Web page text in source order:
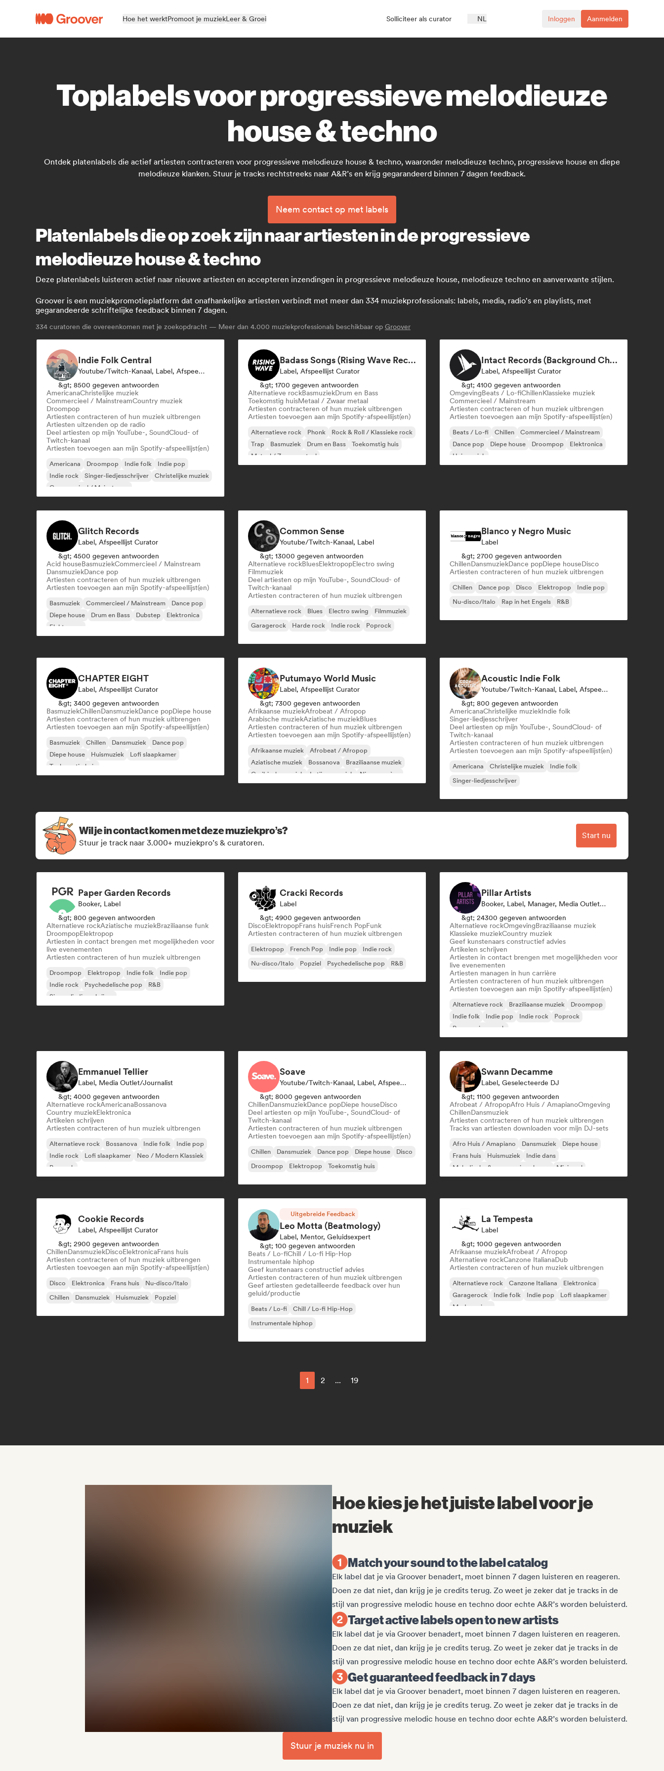
Hoe het werktPromoot je muziekLeer & Groei Solliciteer als curator NL Inloggen Aanmelden
Toplabels voor progressieve melodieuze
house & techno
Ontdek platenlabels die actief artiesten contracteren voor progressieve melodieuze house & techno, waaronder melodieuze techno, progressieve house en diepe
melodieuze klanken. Stuur je tracks rechtstreeks naar A&R’s en krijg gegarandeerd binnen 7 dagen feedback.
Neem contact op met labels
Platenlabels die op zoek zijn naar artiesten in de progressieve
melodieuze house & techno
Deze platenlabels luisteren actief naar nieuwe artiesten en accepteren inzendingen in progressieve melodieuze house, melodieuze techno en aanverwante stijlen.
Groover is een muziekpromotieplatform dat onafhankelijke artiesten verbindt met meer dan 334 muziekprofessionals: labels, media, radio's en playlists, met
gegarandeerde schriftelijke feedback binnen 7 dagen.
334 curatoren die overeenkomen met je zoekopdracht — Meer dan 4.000 muziekprofessionals beschikbaar op Groover
Indie Folk Central
Youtube/Twitch-Kanaal, Label, Afspeellijst Curator, Radiostation
&gt; 8500 gegeven antwoorden
AmericanaChristelijke muziek
Commercieel / MainstreamCountry muziek
Droompop
Artiesten contracteren of hun muziek uitbrengen
Artiesten uitzenden op de radio
Deel artiesten op mijn YouTube-, SoundCloud- of
Twitch-kanaal
Artiesten toevoegen aan mijn Spotify-afspeellijst(en)
Americana Droompop Indie folk
Indie pop
Indie rock
Singer-liedjesschrijver
Christelijke muziek
Commercieel / Mainstream
Badass Songs (Rising Wave Records)
Label, Afspeellijst Curator
&gt; 1700 gegeven antwoorden
Alternatieve rockBasmuziekDrum en Bass
Toekomstig huisMetaal / Zwaar metaal
Artiesten contracteren of hun muziek uitbrengen
Artiesten toevoegen aan mijn Spotify-afspeellijst(en)
Alternatieve rock Phonk
Rock & Roll / Klassieke rock
Trap
Basmuziek Drum en Bass
Toekomstig huis
Metaal / Zwaar metaal
Intact Records (Background Chill Music & Good Vibes On The Road)
Label, Afspeellijst Curator
&gt; 4100 gegeven antwoorden
OmgevingBeats / Lo-fiChillenKlassieke muziek
Commercieel / Mainstream
Artiesten contracteren of hun muziek uitbrengen
Artiesten toevoegen aan mijn Spotify-afspeellijst(en)
Beats / Lo-fi Chillen
Commercieel / Mainstream
Dance pop
Diepe house Droompop
Elektronica
Huismuziek
Glitch Records
Label, Afspeellijst Curator
&gt; 4500 gegeven antwoorden
Acid houseBasmuziekCommercieel / Mainstream
DansmuziekDance pop
Artiesten contracteren of hun muziek uitbrengen
Artiesten toevoegen aan mijn Spotify-afspeellijst(en)
Basmuziek Commercieel / Mainstream
Dance pop
Diepe house
Drum en Bass Dubstep
Elektronica
Elektropop
Common Sense
Youtube/Twitch-Kanaal, Label
&gt; 13000 gegeven antwoorden
Alternatieve rockBluesElektropopElectro swing
Filmmuziek
Deel artiesten op mijn YouTube-, SoundCloud- of
Twitch-kanaal
Artiesten contracteren of hun muziek uitbrengen
Alternatieve rock Blues Electro swing
Filmmuziek
Garagerock
Harde rock Indie rock Poprock
Blanco y Negro Music
Label
&gt; 2700 gegeven antwoorden
ChillenDansmuziekDance popDiepe houseDisco
Artiesten contracteren of hun muziek uitbrengen
Chillen Dance pop Disco Elektropop
Indie pop
Nu-disco/Italo
Rap in het Engels R&B
CHAPTER EIGHT
Label, Afspeellijst Curator
&gt; 3400 gegeven antwoorden
BasmuziekChillenDansmuziekDance popDiepe house
Artiesten contracteren of hun muziek uitbrengen
Artiesten toevoegen aan mijn Spotify-afspeellijst(en)
Basmuziek Chillen Dansmuziek
Dance pop
Diepe house
Huismuziek
Lofi slaapkamer
Toekomstig huis
Putumayo World Music
Label, Afspeellijst Curator
&gt; 7300 gegeven antwoorden
Afrikaanse muziekAfrobeat / Afropop
Arabische muziekAziatische muziekBlues
Artiesten contracteren of hun muziek uitbrengen
Artiesten toevoegen aan mijn Spotify-afspeellijst(en)
Afrikaanse muziek
Afrobeat / Afropop
Aziatische muziek
Bossanova
Braziliaanse muziek
Caribische muziek
Latijnse muziek Nieuwe scène
Acoustic Indie Folk
Youtube/Twitch-Kanaal, Label, Afspeellijst Curator
&gt; 800 gegeven antwoorden
AmericanaChristelijke muziekIndie folk
Singer-liedjesschrijver
Deel artiesten op mijn YouTube-, SoundCloud- of
Twitch-kanaal
Artiesten contracteren of hun muziek uitbrengen
Artiesten toevoegen aan mijn Spotify-afspeellijst(en)
Americana Christelijke muziek
Indie folk
Singer-liedjesschrijver
Wil je in contact komen met deze muziekpro’s?
Stuur je track naar 3.000+ muziekpro’s & curatoren.
Start nu
Paper Garden Records
Booker, Label
&gt; 800 gegeven antwoorden
Alternatieve rockAziatische muziekBraziliaanse funk
DroompopElektropop
Artiesten in contact brengen met mogelijkheden voor
live evenementen
Artiesten contracteren of hun muziek uitbrengen
Droompop Elektropop Indie folk
Indie pop
Indie rock
Psychedelische pop
R&B
Singer-liedjesschrijver
Cracki Records
Label
&gt; 4900 gegeven antwoorden
DiscoElektropopFrans huisFrench PopFunk
Artiesten contracteren of hun muziek uitbrengen
Elektropop French Pop Indie pop
Indie rock
Nu-disco/Italo
Popziel Psychedelische pop R&B
Pillar Artists
Booker, Label, Manager, Media Outlet/Journalist, Mentor, Afspeellijst Curator
&gt; 24300 gegeven antwoorden
Alternatieve rockOmgevingBraziliaanse muziek
Klassieke muziekCountry muziek
Geef kunstenaars constructief advies
Artikelen schrijven
Artiesten in contact brengen met mogelijkheden voor
live evenementen
Artiesten managen in hun carrière
Artiesten contracteren of hun muziek uitbrengen
Artiesten toevoegen aan mijn Spotify-afspeellijst(en)
Alternatieve rock Braziliaanse muziek
Droompop
Indie folk
Indie pop Indie rock
Poprock
Progressieve rock
Emmanuel Tellier
Label, Media Outlet/Journalist
&gt; 4000 gegeven antwoorden
Alternatieve rockAmericanaBossanova
Country muziekElektronica
Artikelen schrijven
Artiesten contracteren of hun muziek uitbrengen
Alternatieve rock Bossanova Indie folk
Indie pop
Indie rock
Lofi slaapkamer
Neo / Modern Klassiek
Poprock
Soave
Youtube/Twitch-Kanaal, Label, Afspeellijst Curator
&gt; 8000 gegeven antwoorden
ChillenDansmuziekDance popDiepe houseDisco
Deel artiesten op mijn YouTube-, SoundCloud- of
Twitch-kanaal
Artiesten contracteren of hun muziek uitbrengen
Artiesten toevoegen aan mijn Spotify-afspeellijst(en)
Chillen Dansmuziek Dance pop Diepe house
Disco
Droompop
Elektropop Toekomstig huis
Swann Decamme
Label, Geselecteerde DJ
&gt; 1100 gegeven antwoorden
Afrobeat / AfropopAfro Huis / AmapianoOmgeving
ChillenDansmuziek
Artiesten contracteren of hun muziek uitbrengen
Tracks van artiesten downloaden voor mijn DJ-sets
Afro Huis / Amapiano Dansmuziek
Diepe house
Frans huis
Huismuziek
Indie dans
Melodische & progressieve house
Minimaal
Cookie Records
Label, Afspeellijst Curator
&gt; 2900 gegeven antwoorden
ChillenDansmuziekDiscoElektronicaFrans huis
Artiesten contracteren of hun muziek uitbrengen
Artiesten toevoegen aan mijn Spotify-afspeellijst(en)
Disco Elektronica Frans huis
Nu-disco/Italo
Chillen
Dansmuziek Huismuziek Popziel
Uitgebreide Feedback
Leo Motta (Beatmology)
Label, Mentor, Geluidsexpert
&gt; 100 gegeven antwoorden
Beats / Lo-fiChill / Lo-fi Hip-Hop
Instrumentale hiphop
Geef kunstenaars constructief advies
Artiesten contracteren of hun muziek uitbrengen
Geef artiesten gedetailleerde feedback over hun
geluid/productie
Beats / Lo-fi
Chill / Lo-fi Hip-Hop
Instrumentale hiphop
La Tempesta
Label
&gt; 1000 gegeven antwoorden
Afrikaanse muziekAfrobeat / Afropop
Alternatieve rockCanzone ItalianaDub
Artiesten contracteren of hun muziek uitbrengen
Alternatieve rock Canzone Italiana
Elektronica
Garagerock
Indie folk Indie pop
Lofi slaapkamer
Moderne jazz
1 2 ... 19
Hoe kies je het juiste label voor je
muziek
Match your sound to the label catalog
Elk label dat je via Groover benadert, moet binnen 7 dagen luisteren en reageren.
Doen ze dat niet, dan krijg je je credits terug. Zo weet je zeker dat je tracks in de
stijl van progressive melodic house en techno door echte A&R’s worden beluisterd.
Target active labels open to new artists
Elk label dat je via Groover benadert, moet binnen 7 dagen luisteren en reageren.
Doen ze dat niet, dan krijg je je credits terug. Zo weet je zeker dat je tracks in de
stijl van progressive melodic house en techno door echte A&R’s worden beluisterd.
Get guaranteed feedback in 7 days
Elk label dat je via Groover benadert, moet binnen 7 dagen luisteren en reageren.
Doen ze dat niet, dan krijg je je credits terug. Zo weet je zeker dat je tracks in de
stijl van progressive melodic house en techno door echte A&R’s worden beluisterd.
Stuur je muziek nu in